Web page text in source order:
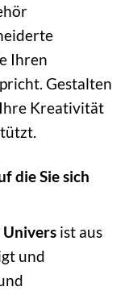
Ihren
Gestalten
Kreativität
die Sie sich
Univers ist aus
und